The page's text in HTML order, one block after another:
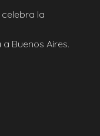
la
Buenos Aires.